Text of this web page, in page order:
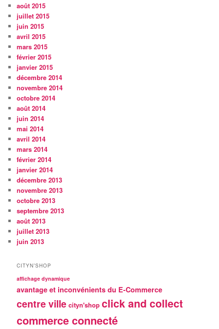
août 2015
juillet 2015
juin 2015
avril 2015
mars 2015
février 2015
janvier 2015
décembre 2014
novembre 2014
octobre 2014
août 2014
juin 2014
mai 2014
avril 2014
mars 2014
février 2014
janvier 2014
décembre 2013
novembre 2013
octobre 2013
septembre 2013
août 2013
juillet 2013
juin 2013
CITYN’SHOP
affichage dynamique
avantage et inconvénients du E-Commerce
centre ville cityn'shop click and collect
commerce connecté